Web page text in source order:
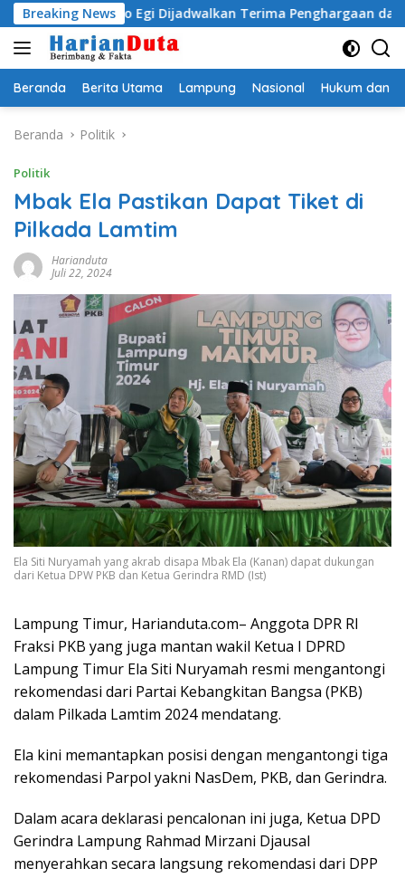
Langsung
ke
konten
Breaking News
Egi Dijadwalkan Terima Penghargaan dari HKBP
Beranda Berita Utama Lampung Nasional Hukum dan
Beranda Politik
Politik
Mbak Ela Pastikan Dapat Tiket di
Pilkada Lamtim
Harianduta
Juli 22, 2024
Ela Siti Nuryamah yang akrab disapa Mbak Ela (Kanan) dapat dukungan
dari Ketua DPW PKB dan Ketua Gerindra RMD (Ist)
Lampung Timur, Harianduta.com– Anggota DPR RI
Fraksi PKB yang juga mantan wakil Ketua I DPRD
Lampung Timur Ela Siti Nuryamah resmi mengantongi
rekomendasi dari Partai Kebangkitan Bangsa (PKB)
dalam Pilkada Lamtim 2024 mendatang.
Ela kini memantapkan posisi dengan mengantongi tiga
rekomendasi Parpol yakni NasDem, PKB, dan Gerindra.
Dalam acara deklarasi pencalonan ini juga, Ketua DPD
Gerindra Lampung Rahmad Mirzani Djausal
menyerahkan secara langsung rekomendasi dari DPP